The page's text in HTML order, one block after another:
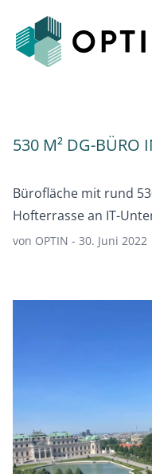
530 M² DG-BÜRO
Bürofläche mit rund
Hofterrasse an IT-
von OPTIN - 30. Juni 2022